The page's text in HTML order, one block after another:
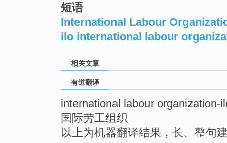
短语
International Labour
ilo international labour
相关文章
有道翻译
international labour organization-
国际劳工组织
以上为机器翻译结果，长、整句